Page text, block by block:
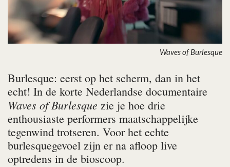
Waves of Burlesque
Burlesque: eerst op het scherm, dan in het
echt! In de korte Nederlandse documentaire
Waves of Burlesque zie je hoe drie
enthousiaste performers maatschappelijke
tegenwind trotseren. Voor het echte
burlesquegevoel zijn er na afloop live
optredens in de bioscoop.